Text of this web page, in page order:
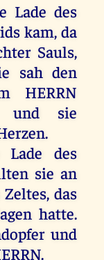
Lade des
kam,da
Sauls,
sah den
HERRN
und
sie
.
Lade
des
sie an
Zeltes,das
hatte.
und
.